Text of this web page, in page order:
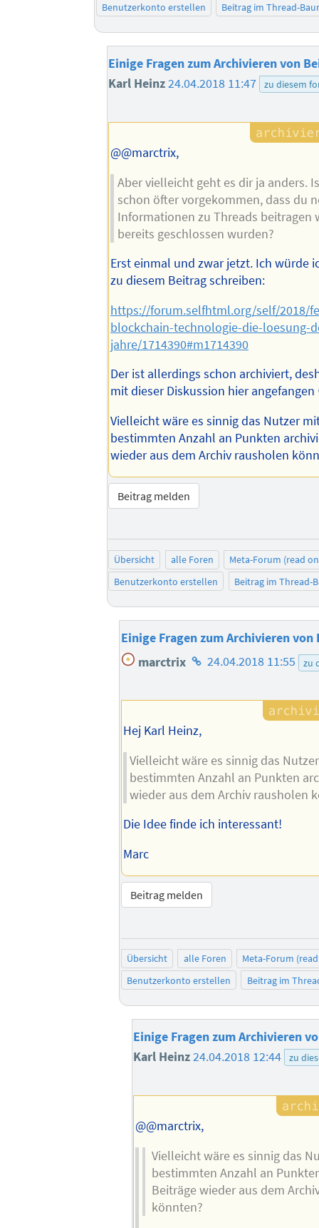
Benutzerkonto erstellen
Beitrag im Thread-
Einige Fragen zum Archivieren von
Karl Heinz24.04.2018 11:47 zu diesem
@@marctrix,
Aber vielleicht geht es dir ja anders.
schon öfter vorgekommen, dass du
Informationen zu Threads beitragen
bereits geschlossen wurden?
Erst einmal und zwar jetzt. Ich würde
zu diesem Beitrag schreiben:
https://forum.selfhtml.org/self/2018/
blockchain-technologie-die-loesung-
jahre/1714390#m1714390
Der ist allerdings schon archiviert,
mit dieser Diskussion hier angefangen
Vielleicht wäre es sinnig das Nutzer
bestimmten Anzahl an Punkten
wieder aus dem Archiv rausholen
Beitrag melden
Übersicht alle Foren
Meta-Forum (read
Benutzerkonto erstellen
Beitrag im Thread-
Einige Fragen zum Archivieren von
marctrix Homepage
Autors
24.04.2018 11:55 zu
Hej Karl Heinz,
Vielleicht wäre es sinnig das
bestimmten Anzahl an Punkten
wieder aus dem Archiv rausholen
Die Idee finde ich interessant!
Marc
Beitrag melden
Übersicht alle Foren
Meta-Forum
Benutzerkonto erstellen
Beitrag im
Einige Fragen zum Archivieren
Karl Heinz24.04.2018 12:44 zu
@@marctrix,
Vielleicht wäre es sinnig das
bestimmten Anzahl an
Beiträge wieder aus dem
könnten?